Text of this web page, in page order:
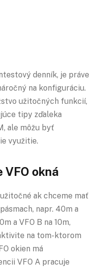
denník, je práve
na konfiguráciu.
užitočných funkcií,
tipy zďaleka
ale môžu byť
využitie.
VFO okná
ak chceme mať
napr. 40m a
a VFO B na 10m,
na tom-ktorom
okien má
VFO A pracuje